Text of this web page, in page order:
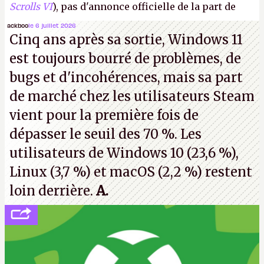
Scrolls VI), pas d'annonce officielle de la part de
Microsoft, mais le syndicat des employés confirme
de nombreux licenciements.A.
ackboole 6 juillet 2026
Cinq ans après sa sortie, Windows 11
est toujours bourré de problèmes, de
bugs et d'incohérences, mais sa part
de marché chez les utilisateurs Steam
vient pour la première fois de
dépasser le seuil des 70 %. Les
utilisateurs de Windows 10 (23,6 %),
Linux (3,7 %) et macOS (2,2 %) restent
loin derrière.A.